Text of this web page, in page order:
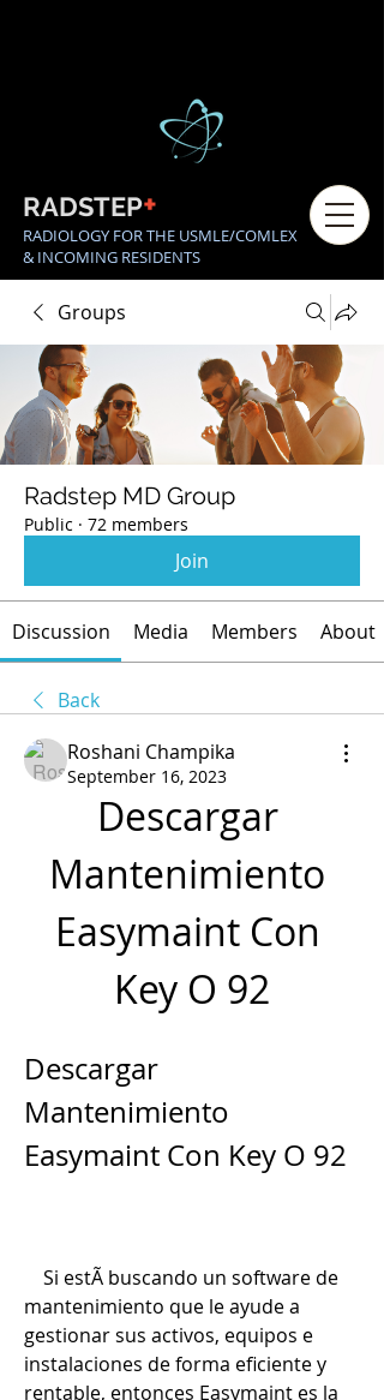
RADSTEP+
RADIOLOGY FOR THE USMLE/COMLEX
& INCOMING RESIDENTS
Groups
Radstep MD Group
Public · 72 members
Join
Discussion Media Members About
Back
Roshani Champika
September 16, 2023
Descargar
Mantenimiento
Easymaint Con
Key O 92
Descargar
Mantenimiento
Easymaint Con Key O 92
mantenimiento que le ayude a
gestionar sus activos, equipos e
instalaciones de forma eficiente y
rentable, entonces Easymaint es la